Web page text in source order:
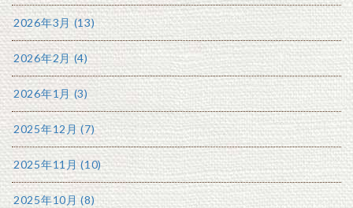
2026年3月 (13)
2026年2月 (4)
2026年1月 (3)
2025年12月 (7)
2025年11月 (10)
2025年10月 (8)